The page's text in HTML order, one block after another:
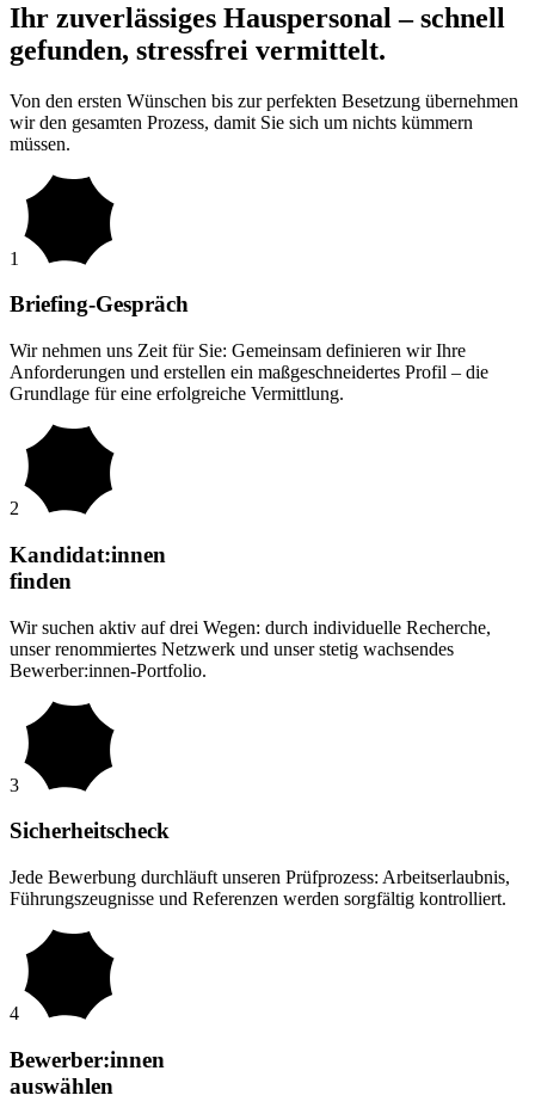
Ihr zuverlässiges Hauspersonal – schnell
gefunden, stressfrei vermittelt.
Von den ersten Wünschen bis zur perfekten Besetzung übernehmen
wir den gesamten Prozess, damit Sie sich um nichts kümmern
müssen.
1
Briefing-Gespräch
Wir nehmen uns Zeit für Sie: Gemeinsam definieren wir Ihre
Anforderungen und erstellen ein maßgeschneidertes Profil – die
Grundlage für eine erfolgreiche Vermittlung.
2
Kandidat:innen
finden
Wir suchen aktiv auf drei Wegen: durch individuelle Recherche,
unser renommiertes Netzwerk und unser stetig wachsendes
Bewerber:innen-Portfolio.
3
Sicherheitscheck
Jede Bewerbung durchläuft unseren Prüfprozess: Arbeitserlaubnis,
Führungszeugnisse und Referenzen werden sorgfältig kontrolliert.
4
Bewerber:innen
auswählen